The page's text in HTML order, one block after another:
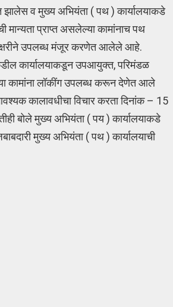
झालेस व मुख्य अभियंता ( पथ ) कार्यालयाकडे
प्राप्त असलेल्या कामांनाच पथ
उपलब्ध मंजूर करणेत आलेले आहे.
कार्यालयाकडून उपआयुक्त, परिमंडळ
कामांना लॉकींग उपलब्ध करून देणेत आले
कालावधीचा विचार करता दिनांक – 15
बोले मुख्य अभियंता ( पय ) कार्यालयाकडे
मुख्य अभियंता ( पथ ) कार्यालयाची